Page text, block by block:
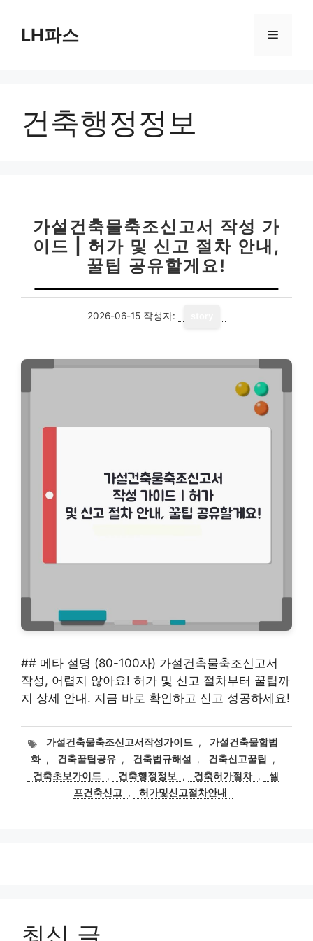
LH파스 메
건축행정정보
가설건축물축조신고서 작성 가
이드 | 허가 및 신고 절차 안내,
꿀팁 공유할게요!
2026-06-15 작성자:
## 메타 설명 (80-100자) 가설건축물축조신고서
작성, 어렵지 않아요! 허가 및 신고 절차부터 꿀팁까
지 상세 안내. 지금 바로 확인하고 신고 성공하세요!
태가설건축물축조신고서작성가이드 ,
가설건축물합법
화 , 건축꿀팁공유 , 건축법규해설 , 건축신고꿀팁
,
건축초보가이드 , 건축행정정보 , 건축허가절차 ,
셀
프건축신고
, 허가및신고절차안내
최신 글